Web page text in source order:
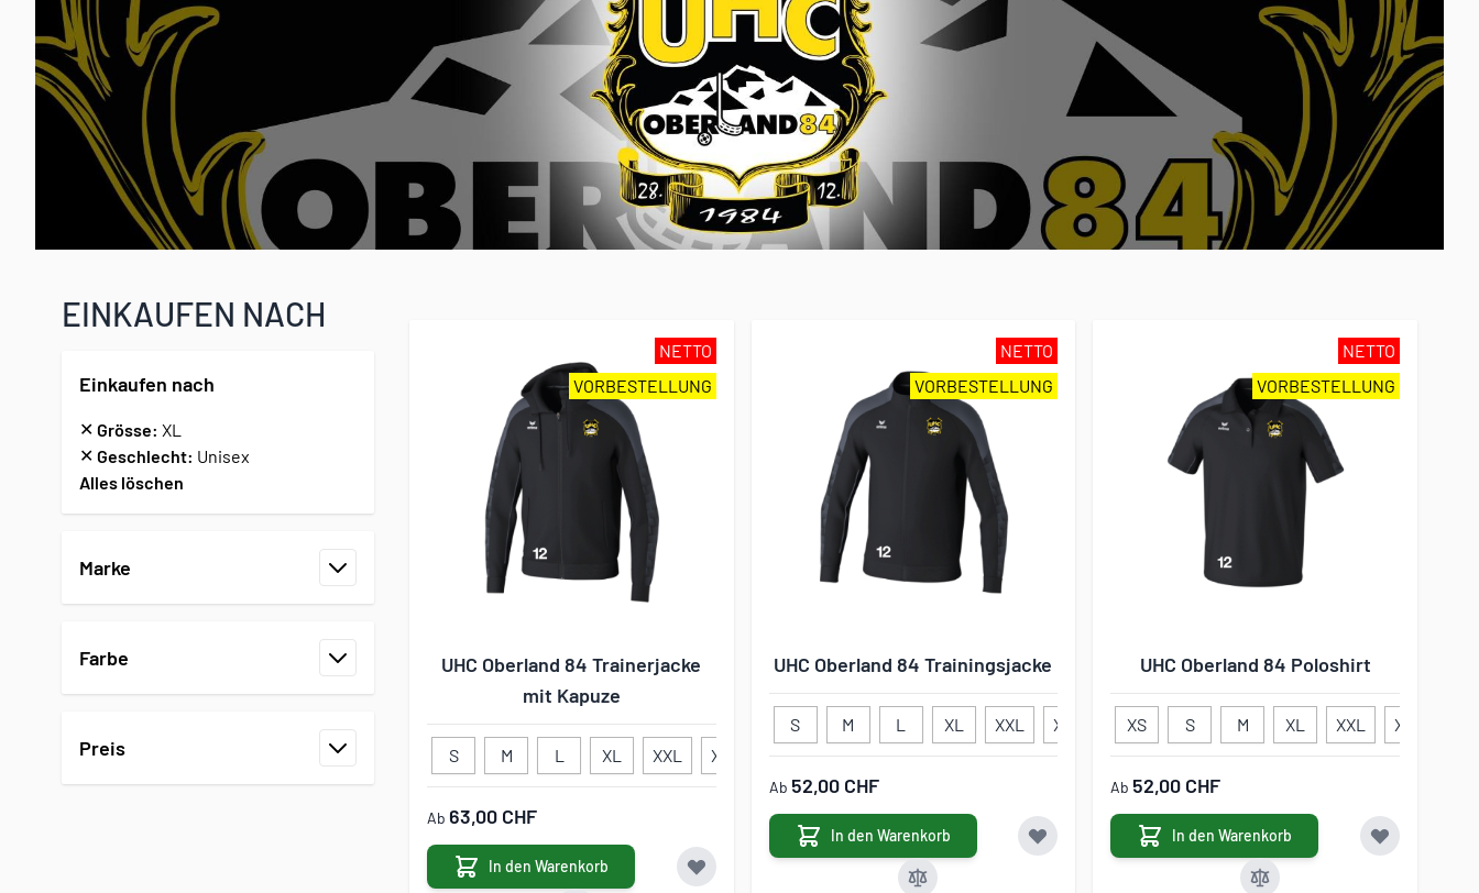
EINKAUFEN NACH
Einkaufen nach
Grösse: XL
✕
Geschlecht: Unisex
✕
Alles löschen
Marke
Farbe
Preis
NETTO
VORBESTELLUNG
UHC Oberland 84 Trainerjacke
mit Kapuze
S M L XL XXL XXXL 116 128 140 152 164
Ab 63,00 CHF
In den Warenkorb
NETTO
VORBESTELLUNG
UHC Oberland 84 Trainingsjacke
S M L XL XXL XXXL XXXXL
Ab 52,00 CHF
In den Warenkorb
NETTO
VORBESTELLUNG
UHC Oberland 84 Poloshirt
XS S M XL XXL XXXL
Ab 52,00 CHF
In den Warenkorb